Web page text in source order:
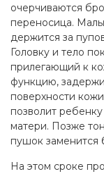
очерчиваются
переносица.
держится за
Головку и тело
прилегающий к
функцию,
поверхности
позволит
матери. Позже
пушок заменится
На этом сроке